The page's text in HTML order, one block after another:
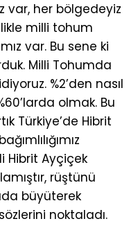
var, her bölgedeyiz
milli tohum
var. Bu sene ki
Milli Tohumda
%2’den nasıl
olmak. Bu
Türkiye’de Hibrit
Hibrit Ayçiçek
rüştünü
büyüterek
noktaladı.